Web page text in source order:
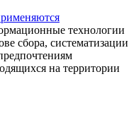
технологии
сбора, систематизации
на территории